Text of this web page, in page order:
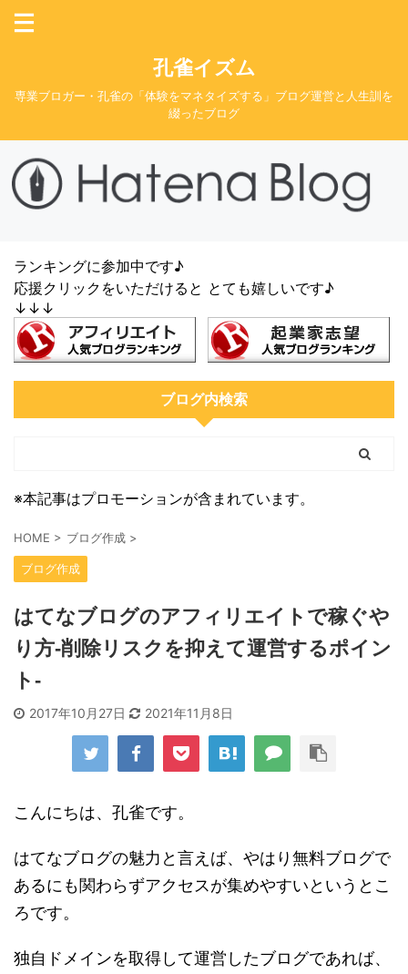
孔雀イズム
専業ブロガー・孔雀の「体験をマネタイズする」ブログ運営と人生訓を
綴ったブログ
ランキングに参加中です♪
応援クリックをいただけると とても嬉しいです♪
↓↓↓
ブログ内検索
※本記事はプロモーションが含まれています。
HOME > ブログ作成 >
ブログ作成
はてなブログのアフィリエイトで稼ぐや
り方-削除リスクを抑えて運営するポイン
ト-
2017年10月27日 2021年11月8日
こんにちは、孔雀です。
はてなブログの魅力と言えば、やはり無料ブログで
あるにも関わらずアクセスが集めやすいというとこ
ろです。
独自ドメインを取得して運営したブログであれば、